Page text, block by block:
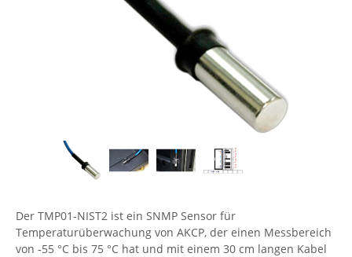
IP, WLAN & GSM Sensorik
IPC, Industrielle Netzwerktechnik & WLAN
Industrielle Netzwerktechnik / Kommunikation
IT Netzwerktechnik / Kommunikation
Enginko - mcf88
Gefen
Gude
Der TMP01-NIST2 ist ein SNMP Sensor für
Temperaturüberwachung von AKCP, der einen Messbereich
von -55 °C bis 75 °C hat und mit einem 30 cm langen Kabel